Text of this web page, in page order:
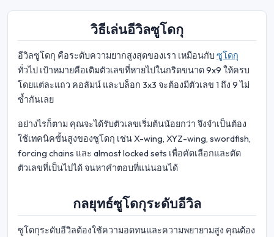
วิธีเล่นอีวิลซูโดกุ
อีวิลซูโดกุ คือระดับความยากสูงสุดของเรา เหมือนกับ ซูโดกุ
ทั่วไป เป้าหมายคือเติมตัวเลขที่หายไปในกริดขนาด 9x9 ให้ครบ
โดยแต่ละแถว คอลัมน์ และบล็อก 3x3 จะต้องมีตัวเลข 1 ถึง 9 ไม่
ซ้ำกันเลย
อย่างไรก็ตาม คุณจะได้รับตัวเลขเริ่มต้นน้อยกว่า จึงจำเป็นต้อง
ใช้เทคนิคขั้นสูงของซูโดกุ เช่น X-wing, XYZ-wing, swordfish,
forcing chains และ almost locked sets เพื่อคัดเลือกและตัด
ตัวเลขที่เป็นไปได้ จนหาคำตอบที่แน่นอนได้
กลยุทธ์ซูโดกุระดับอีวิล
ซูโดกุระดับอีวิลต้องใช้ความอดทนและความพยายามสูง คุณต้อง